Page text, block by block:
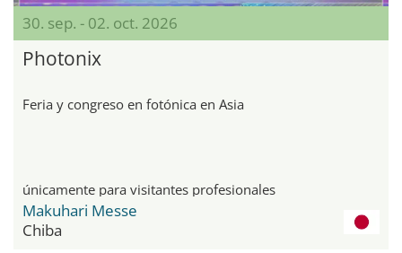
30. sep. - 02. oct. 2026
Photonix
Feria y congreso en fotónica en Asia
únicamente para visitantes profesionales
Makuhari Messe
Chiba